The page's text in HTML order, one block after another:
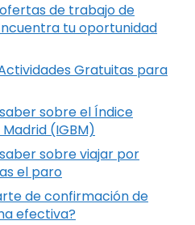
de trabajo de
tu oportunidad
Gratuitas para
sobre el Índice
(IGBM)
sobre viajar por
el paro
de confirmación de
efectiva?